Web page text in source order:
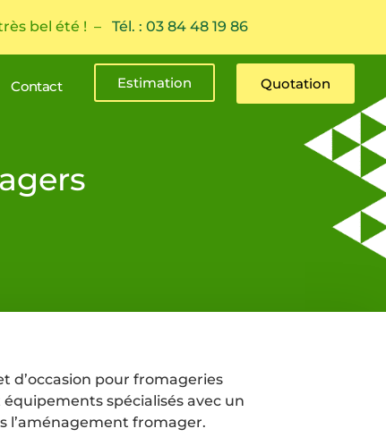
bel été ! – Tél. : 03 84 48 19 86
Contact Estimation Quotation
d’occasion pour fromageries
spécialisés avec un
l’aménagement fromager.